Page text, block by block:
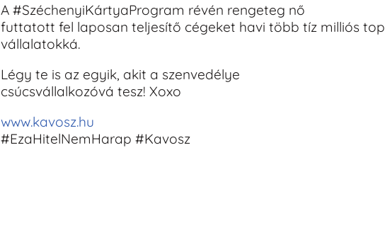
A #SzéchenyiKártyaProgram révén rengeteg nő
futtatott fel laposan teljesítő cégeket havi több tíz milliós top
vállalatokká.
Légy te is az egyik, akit a szenvedélye
csúcsvállalkozóvá tesz! Xoxo
www.kavosz.hu
#EzaHitelNemHarap #Kavosz